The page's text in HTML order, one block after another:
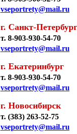
vseportrety@mail.ru
г. Санкт-Петербург
т. 8-903-930-54-70
vseportrety@mail.ru
г. Екатеринбург
т. 8-903-930-54-70
vseportrety@mail.ru
г. Новосибирск
т. (383) 263-52-75
vseportrety@mail.ru